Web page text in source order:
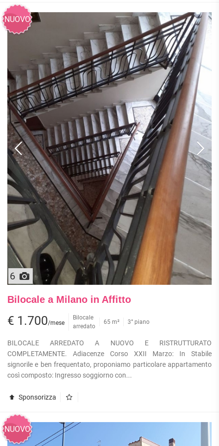
6
NUOVO
Bilocale a Milano in Affitto
€ 1.700/mese
Bilocale
arredato
65 m² 3° piano
BILOCALE ARREDATO A NUOVO E RISTRUTTURATO
COMPLETAMENTE. Adiacenze Corso XXII Marzo: In Stabile
signorile e ben frequentato, proponiamo particolare appartamento
così composto: Ingresso soggiorno con...
Sponsorizza
NUOVO